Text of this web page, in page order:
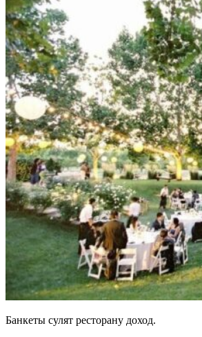
Банкеты сулят ресторану доход.